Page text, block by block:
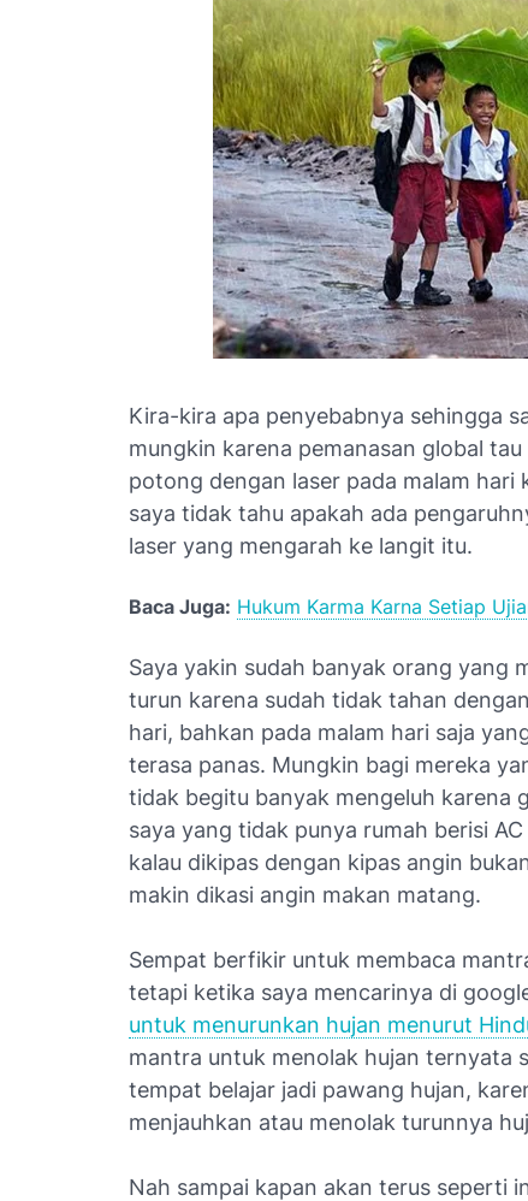
Kira-kira apa penyebabnya sehingga
mungkin karena pemanasan global
potong dengan laser pada malam hari
saya tidak tahu apakah ada
laser yang mengarah ke langit itu.
Baca Juga: Hukum Karma Karna Setiap
Saya yakin sudah banyak orang yang
turun karena sudah tidak tahan
hari, bahkan pada malam hari saja
terasa panas. Mungkin bagi mereka
tidak begitu banyak mengeluh karena
saya yang tidak punya rumah berisi
kalau dikipas dengan kipas angin
makin dikasi angin makan matang.
Sempat berfikir untuk membaca
tetapi ketika saya mencarinya di
untuk menurunkan hujan menurut
mantra untuk menolak hujan ternyata
tempat belajar jadi pawang hujan,
menjauhkan atau menolak turunnya
Nah sampai kapan akan terus seperti